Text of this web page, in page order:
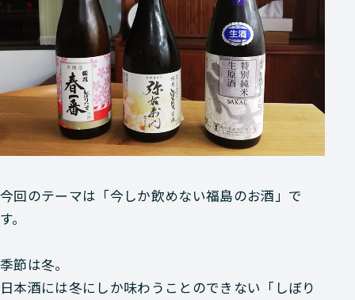
今回のテーマは 「今しか飲めない福島のお酒」 で
す。
季節は冬。
日本酒には冬にしか味わうことのできない 「しぼり